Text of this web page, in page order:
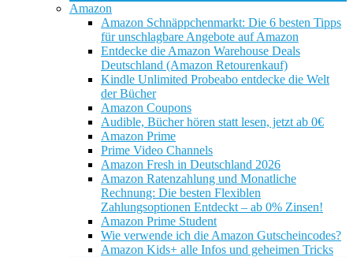
Amazon
Amazon Schnäppchenmarkt: Die 6 besten Tipps
für unschlagbare Angebote auf Amazon
Entdecke die Amazon Warehouse Deals
Deutschland (Amazon Retourenkauf)
Kindle Unlimited Probeabo entdecke die Welt
der Bücher
Amazon Coupons
Audible, Bücher hören statt lesen, jetzt ab 0€
Amazon Prime
Prime Video Channels
Amazon Fresh in Deutschland 2026
Amazon Ratenzahlung und Monatliche
Rechnung: Die besten Flexiblen
Zahlungsoptionen Entdeckt – ab 0% Zinsen!
Amazon Prime Student
Wie verwende ich die Amazon Gutscheincodes?
Amazon Kids+ alle Infos und geheimen Tricks